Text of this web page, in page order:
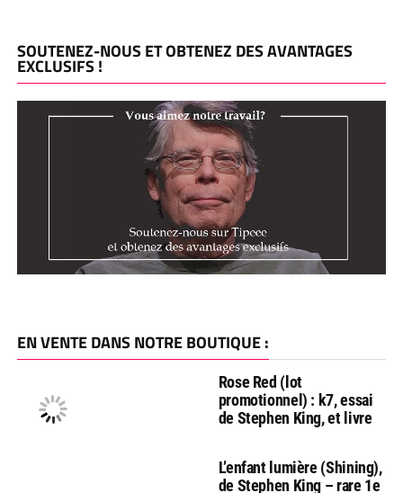
SOUTENEZ-NOUS ET OBTENEZ DES AVANTAGES
EXCLUSIFS !
EN VENTE DANS NOTRE BOUTIQUE :
Rose Red (lot
promotionnel) : k7, essai
de Stephen King, et livre
L’enfant lumière (Shining),
de Stephen King – rare 1e